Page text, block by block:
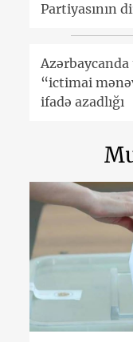
Partiyasının
“ictimai
ifadə azadlığı